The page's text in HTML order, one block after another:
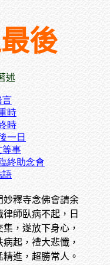
後
述
言
時
時
一日
等事
終助念會
語
妙釋寺念佛會請余
師臥病不起，日
，遂放下身心，
起，禮大悲懺，
進，超勝常人。